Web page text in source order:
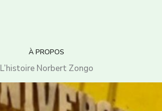
À PROPOS
L’histoire Norbert Zongo